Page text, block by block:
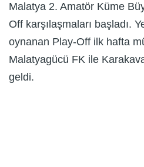
Malatya 2. Amatör Küme
Off karşılaşmaları başladı.
oynanan Play-Off ilk hafta
Malatyagücü FK ile
geldi.